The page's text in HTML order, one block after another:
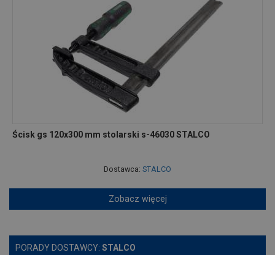
Ścisk gs 120x300 mm stolarski s-46030 STALCO
Dostawca: STALCO
Zobacz więcej
PORADY DOSTAWCY: STALCO